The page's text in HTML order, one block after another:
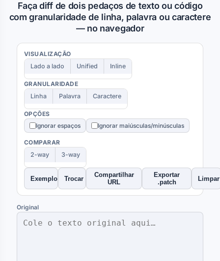
Faça diff de dois pedaços de texto ou código
com granularidade de linha, palavra ou caractere
— no navegador
VISUALIZAÇÃO
Lado a lado
Unified Inline
GRANULARIDADE
Linha
Palavra Caractere
OPÇÕES
Ignorar espaços
Ignorar maiúsculas/minúsculas
COMPARAR
2-way
3-way
Exemplo Trocar
Compartilhar
URL
Exportar
.patch
Limpar
Original